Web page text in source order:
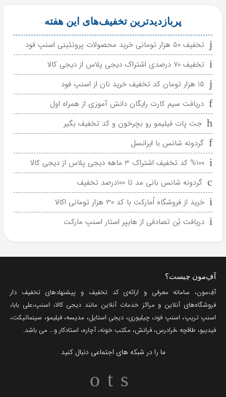
پربازدیدترین تخفیف‌های این هفته
تخفیف 50 هزار تومانی خرید محصولات پروتئینی اسنپ فود
تخفیف 70 درصدی اشتراک دیجی پلاس از دیجی کالا
15 هزار تومان کد تخفیف خرید نان از اسنپ فود
دریافت سیم کارت رایگان دانش آموزی از همراه اول
جت پات فیلیمو رو بچرخون و کد تخفیف بگیر
گردونه شانس با ایرانسل
%100 کد تخفیف اشتراک 3 ماهه دیجی پلاس از دیجی کالا
گردونه شانس بانی مد تا 100درصد تخفیف
خرید از فروشگاه اُمارکت با کد 30 هزار تومانی اکالا
دریافت بُن تصادفی از هایپر استار اسنپ مارکت
آفِ‌مون چیست؟
آفِ‌مون، سامانه معرفی و ارائه‌یکد تخفیف و پیشنهادهای تخفیف دار
فروشگاه‌های آنلاین و مراکز خدمات آنلاین مانند دیجی کالا، اسنپ،علی بابا،
اسنپ تریپ، اسنپ فود،چیلیوری، دیجی استایل، مدیسه،فیلیمو، سینماتیکت،
فیدیبو، طاقچه ،فرادرس، فرانش، مکتب خونه،آچاره، استادکار و... می باشد.
ما را در شبکه های اجتماعی دنبال کنید